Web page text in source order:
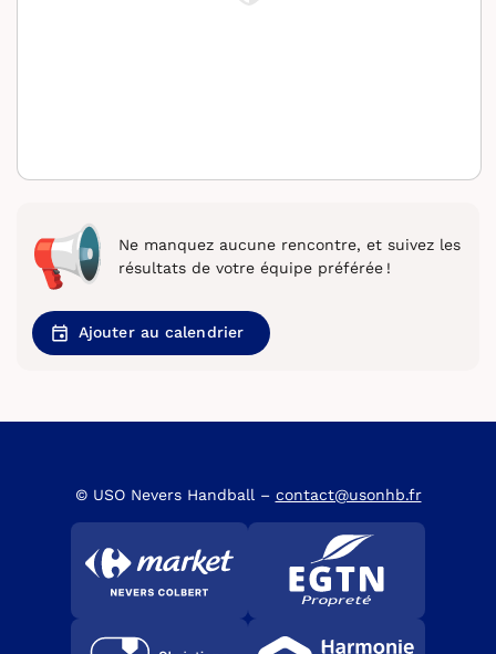
Ne manquez aucune rencontre, et suivez les
résultats de votre équipe préférée !
Ajouter au calendrier
© USO Nevers Handball – contact@usonhb.fr